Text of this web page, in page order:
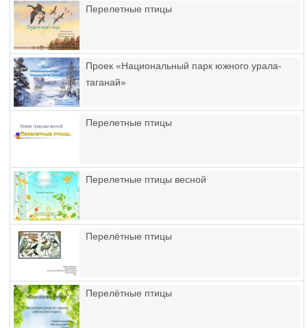
Перелетные птицы
Проек «Национальный парк южного урала-
таганай»
Перелетные птицы
Перелетные птицы весной
Перелётные птицы
Перелётные птицы